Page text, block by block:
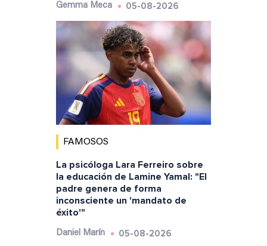
Gemma Meca 05-08-2026
FAMOSOS
La psicóloga Lara Ferreiro sobre
la educación de Lamine Yamal: "El
padre genera de forma
inconsciente un 'mandato de
éxito'"
Daniel Marín 05-08-2026